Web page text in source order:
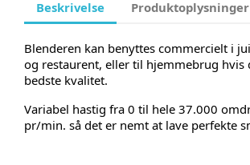
Beskrivelse Produktoplysninger
Blenderen kan benyttes commercielt i
og restaurent, eller til hjemmebrug hvis
bedste kvalitet.
Variabel hastig fra 0 til hele 37.000
pr/min. så det er nemt at lave perfekte